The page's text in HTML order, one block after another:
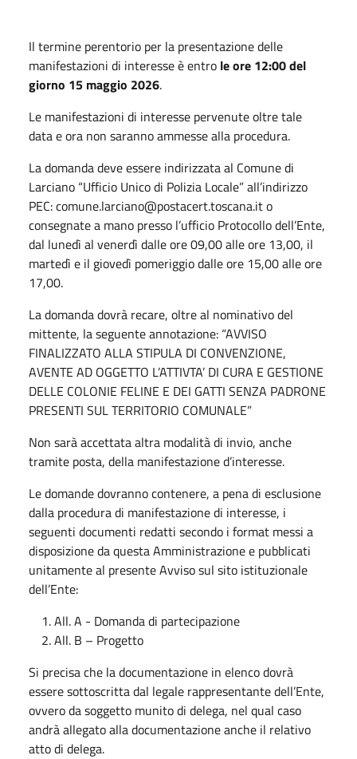
Il termine perentorio per la presentazione delle
manifestazioni di interesse è entro le ore 12:00 del
giorno 15 maggio 2026.
Le manifestazioni di interesse pervenute oltre tale
data e ora non saranno ammesse alla procedura.
La domanda deve essere indirizzata al Comune di
Larciano “Ufficio Unico di Polizia Locale” all’indirizzo
PEC: comune.larciano@postacert.toscana.it o
consegnate a mano presso l’ufficio Protocollo dell’Ente,
dal lunedì al venerdì dalle ore 09,00 alle ore 13,00, il
martedì e il giovedì pomeriggio dalle ore 15,00 alle ore
17,00.
La domanda dovrà recare, oltre al nominativo del
mittente, la seguente annotazione: “AVVISO
FINALIZZATO ALLA STIPULA DI CONVENZIONE,
AVENTE AD OGGETTO L’ATTIVTA’ DI CURA E GESTIONE
DELLE COLONIE FELINE E DEI GATTI SENZA PADRONE
PRESENTI SUL TERRITORIO COMUNALE”
Non sarà accettata altra modalità di invio, anche
tramite posta, della manifestazione d’interesse.
Le domande dovranno contenere, a pena di esclusione
dalla procedura di manifestazione di interesse, i
seguenti documenti redatti secondo i format messi a
disposizione da questa Amministrazione e pubblicati
unitamente al presente Avviso sul sito istituzionale
dell’Ente:
All. A - Domanda di partecipazione
All. B – Progetto
Si precisa che la documentazione in elenco dovrà
essere sottoscritta dal legale rappresentante dell’Ente,
ovvero da soggetto munito di delega, nel qual caso
andrà allegato alla documentazione anche il relativo
atto di delega.